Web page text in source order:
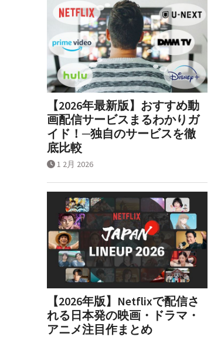
【2026年最新版】おすすめ動
画配信サービスまるわかりガ
イド！─独自のサービスを徹
底比較
1 2月 2026
【2026年版】Netflixで配信さ
れる日本発の映画・ドラマ・
アニメ注目作まとめ